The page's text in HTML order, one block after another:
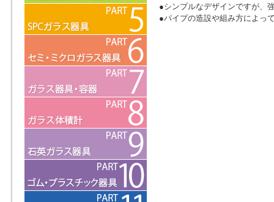
●シンプルなデザインですが、
●パイプの造設や組み方によっ